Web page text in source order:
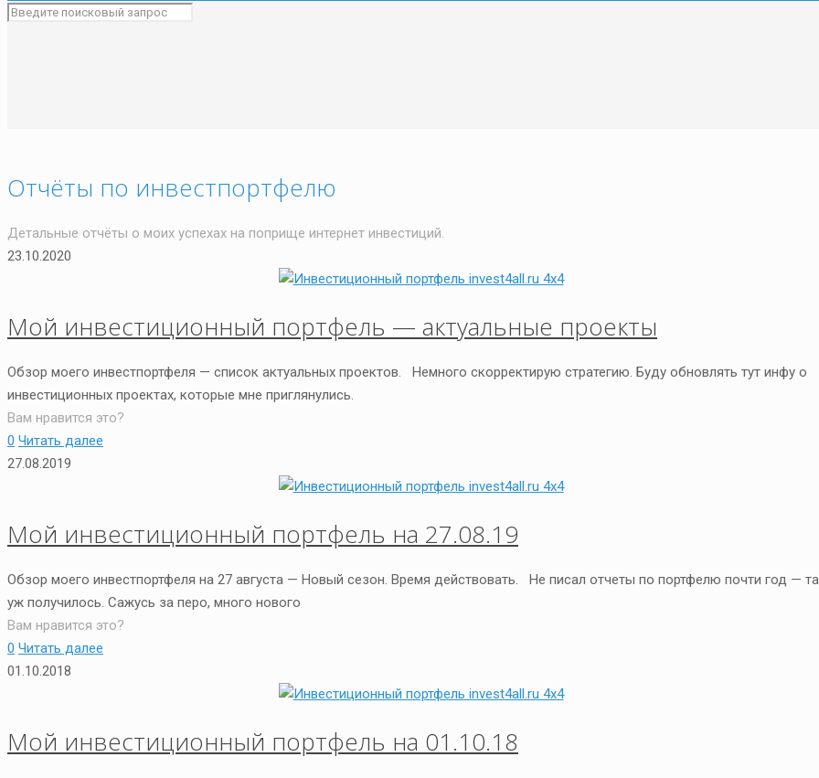
Отчёты по инвестпортфелю
Детальные отчёты о моих успехах на поприще интернет инвестиций.
23.10.2020
Мой инвестиционный портфель — актуальные проекты
Обзор моего инвестпортфеля — список актуальных проектов. Немного скорректирую стратегию. Буду обновлять тут инфу о
инвестиционных проектах, которые мне приглянулись.
Вам нравится это?
0 Читать далее
27.08.2019
Мой инвестиционный портфель на 27.08.19
Обзор моего инвестпортфеля на 27 августа — Новый сезон. Время действовать. Не писал отчеты по портфелю почти год —
уж получилось. Сажусь за перо, много нового
Вам нравится это?
0 Читать далее
01.10.2018
Мой инвестиционный портфель на 01.10.18